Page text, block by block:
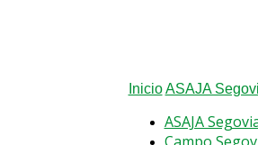
Inicio ASAJA
ASAJA